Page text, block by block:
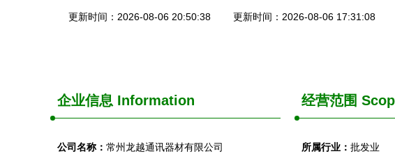
更新时间：2026-08-06 20:50:38 更新时间：2026-08-06 17:31:08
企业信息 Information
公司名称： 常州龙越通讯器材有限公司
经营范围
所属行业： 批发业